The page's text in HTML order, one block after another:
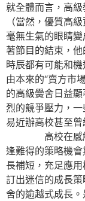
就全體而言，高
（當然，優質高
毫無生氣的眼睛
著節目的結束，
時辰都有可能和
由本來的“賣方市
的高級黌舍日益
烈的競爭壓力，
易近辦高校甚至曾
高校在感觸感
逢難得的策略機
長補短，充足應
訂出迷信的成長
舍的逾越式成長